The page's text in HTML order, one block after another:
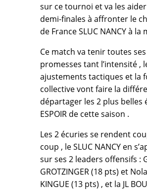
sur ce tournoi et va les
demi-finales à affronter le
de France SLUC NANCY à la
Ce match va tenir toutes ses
promesses tant l’intensité ,
ajustements tactiques et la
collective vont faire la
départager les 2 plus belles
ESPOIR de cette saison .
Les 2 écuries se rendent
coup , le SLUC NANCY en
sur ses 2 leaders offensifs :
GROTZINGER (18 pts) et
KINGUE (13 pts) , et la JL